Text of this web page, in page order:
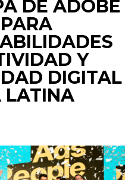
DE ADOBE
Y
DIGITAL
LATINA